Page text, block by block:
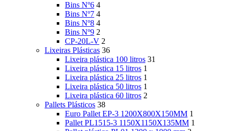
Bins Nº6 4
Bins Nº7 4
Bins Nº8 4
Bins Nº9 2
CP-20L-V 2
Lixeiras Plásticas 36
Lixeira plástica 100 litros 31
Lixeira plástica 15 litros 1
Lixeira plástica 25 litros 1
Lixeira plástica 50 litros 1
Lixeira plástica 60 litros 2
Pallets Plásticos 38
Euro Pallet EP-3 1200X800X150MM 1
Pallet PL1515-3 1150X1150X135MM 1